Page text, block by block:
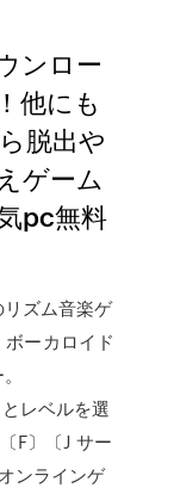
ンロー
他にも
脱出や
ゲーム
pc無料
ズム音楽ゲ
ーカロイド
レベルを選
F〕〔J サー
ンラインゲ